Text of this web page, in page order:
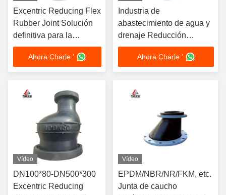
Excentric Reducing Flex
Rubber Joint Solución
definitiva para la
resistencia a las
vibraciones y el
envejecimiento
Ahora Charle '
Industria de
abastecimiento de agua y
drenaje Reducción
excéntrica de la junta de
caucho Conexión de brida
y resistencia al
garantizada
Ahora Charle '
Vídeo
DN100*80-DN500*300
Excentric Reducing
Vídeo
EPDM/NBR/NR/FKM, etc.
Junta de caucho